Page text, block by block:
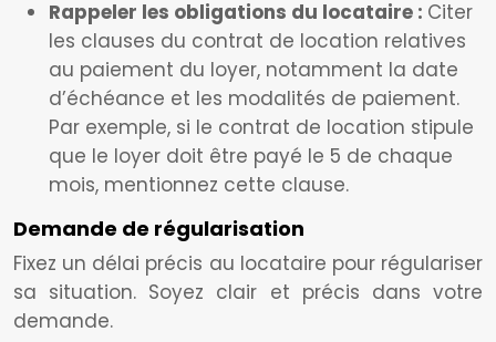
Rappeler les obligations du locataire : Citer
les clauses du contrat de location relatives
au paiement du loyer, notamment la date
d’échéance et les modalités de paiement.
Par exemple, si le contrat de location stipule
que le loyer doit être payé le 5 de chaque
mois, mentionnez cette clause.
Demande de régularisation
Fixez un délai précis au locataire pour régulariser
sa situation. Soyez clair et précis dans votre
demande.